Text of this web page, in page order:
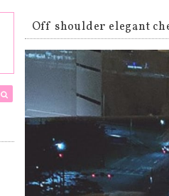
Off shoulder elegant